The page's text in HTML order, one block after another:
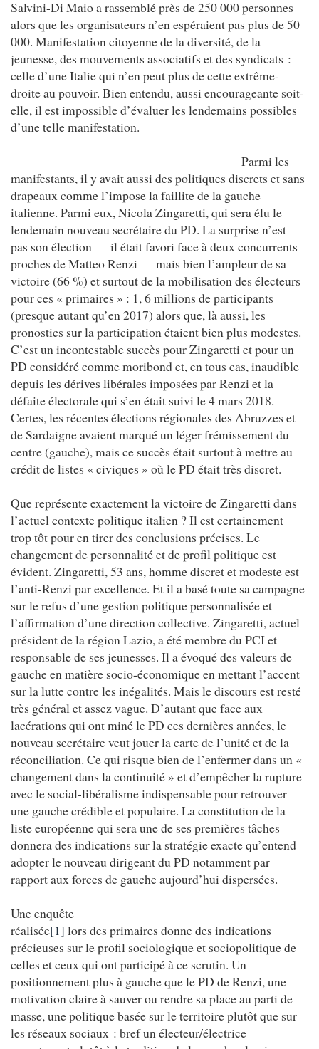
Salvini-Di Maio a rassemblé près de 250 000 personnes
alors que les organisateurs n’en espéraient pas plus de 50
000. Manifestation citoyenne de la diversité, de la
jeunesse, des mouvements associatifs et des syndicats :
celle d’une Italie qui n’en peut plus de cette extrême-
droite au pouvoir. Bien entendu, aussi encourageante soit-
elle, il est impossible d’évaluer les lendemains possibles
d’une telle manifestation.
Parmi les
manifestants, il y avait aussi des politiques discrets et sans
drapeaux comme l’impose la faillite de la gauche
italienne. Parmi eux, Nicola Zingaretti, qui sera élu le
lendemain nouveau secrétaire du PD. La surprise n’est
pas son élection — il était favori face à deux concurrents
proches de Matteo Renzi — mais bien l’ampleur de sa
victoire (66 %) et surtout de la mobilisation des électeurs
pour ces « primaires » : 1, 6 millions de participants
(presque autant qu’en 2017) alors que, là aussi, les
pronostics sur la participation étaient bien plus modestes.
C’est un incontestable succès pour Zingaretti et pour un
PD considéré comme moribond et, en tous cas, inaudible
depuis les dérives libérales imposées par Renzi et la
défaite électorale qui s’en était suivi le 4 mars 2018.
Certes, les récentes élections régionales des Abruzzes et
de Sardaigne avaient marqué un léger frémissement du
centre (gauche), mais ce succès était surtout à mettre au
crédit de listes « civiques » où le PD était très discret.
Que représente exactement la victoire de Zingaretti dans
l’actuel contexte politique italien ? Il est certainement
trop tôt pour en tirer des conclusions précises. Le
changement de personnalité et de profil politique est
évident. Zingaretti, 53 ans, homme discret et modeste est
l’anti-Renzi par excellence. Et il a basé toute sa campagne
sur le refus d’une gestion politique personnalisée et
l’affirmation d’une direction collective. Zingaretti, actuel
président de la région Lazio, a été membre du PCI et
responsable de ses jeunesses. Il a évoqué des valeurs de
gauche en matière socio-économique en mettant l’accent
sur la lutte contre les inégalités. Mais le discours est resté
très général et assez vague. D’autant que face aux
lacérations qui ont miné le PD ces dernières années, le
nouveau secrétaire veut jouer la carte de l’unité et de la
réconciliation. Ce qui risque bien de l’enfermer dans un «
changement dans la continuité » et d’empêcher la rupture
avec le social-libéralisme indispensable pour retrouver
une gauche crédible et populaire. La constitution de la
liste européenne qui sera une de ses premières tâches
donnera des indications sur la stratégie exacte qu’entend
adopter le nouveau dirigeant du PD notamment par
rapport aux forces de gauche aujourd’hui dispersées.
Une enquête
réalisée[1] lors des primaires donne des indications
précieuses sur le profil sociologique et sociopolitique de
celles et ceux qui ont participé à ce scrutin. Un
positionnement plus à gauche que le PD de Renzi, une
motivation claire à sauver ou rendre sa place au parti de
masse, une politique basée sur le territoire plutôt que sur
les réseaux sociaux : bref un électeur/électrice